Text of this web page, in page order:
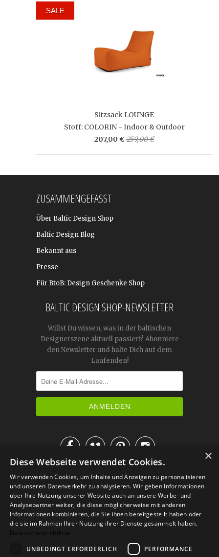
Sitzsack LOUNGE
Stoff: COLORIN - Indoor & Outdoor
207,00 € 259,00 €
SALE
ZUSAMMENGEFASST
Über Baltic Design Shop
Baltic Design Blog
Bekannt aus
Presse
Für BtoB: Design Geschenke Shop
BALTIC DESIGN SHOP-NEWSLETTER
Willst Du wissen, was in der baltischen
Designerszene aktuell passiert? Abonniere
den Newsletter und halte Dich auf dem
Laufenden!

IM KATALOG BLÄTTERN
×
Diese Webseite verwendet Cookies.
Wir verwenden Cookies, um Inhalte und Anzeigen zu personalisieren
und unseren Datenverkehr zu analysieren. Wir geben Informationen
über Ihre Nutzung unserer Website auch an unsere Werbe- und
Analysepartner weiter, die diese möglicherweise mit anderen
Informationen kombinieren, die Sie ihnen bereitgestellt haben oder
die sie im Rahmen Ihrer Nutzung ihrer Dienste gesammelt haben.
Datenschutzrichtlinie
UNBEDINGT ERFORDERLICH
PERFORMANCE